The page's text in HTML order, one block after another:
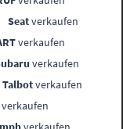
Seatverkaufen
verkaufen
verkaufen
Talbotverkaufen
verkaufen